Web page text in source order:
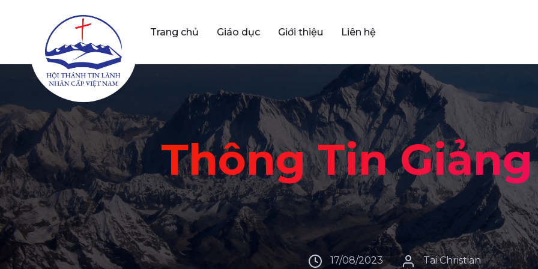
Trang chủ Giáo dục Giới thiệu Liên hệ
Thông Tin
17/08/2023 Tai Christian